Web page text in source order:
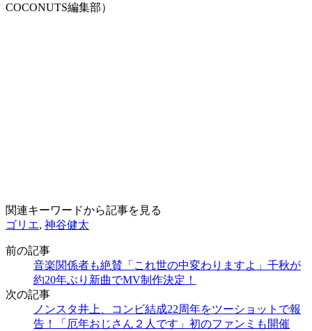
COCONUTS編集部）
関連キーワードから記事を見る
ゴリエ, 神谷健太
前の記事
音楽関係者も絶賛「これ世の中変わりますよ」千秋が
約20年ぶり新曲でMV制作決定！
次の記事
ノンスタ井上、コンビ結成22周年をツーショットで報
告！「厄年おじさん２人です」初のファンミも開催